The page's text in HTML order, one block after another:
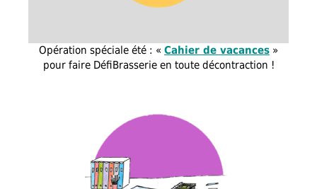
Opération spéciale été : « Cahier de vacances »
pour faire DéfiBrasserie en toute décontraction !